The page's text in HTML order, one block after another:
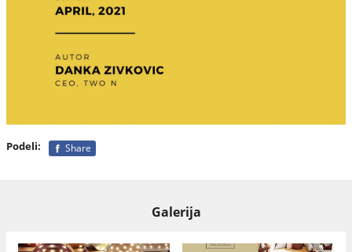
Podeli: Share
Galerija